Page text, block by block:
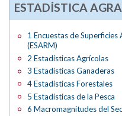
ESTADÍSTICA
1 Encuestas de
(ESARM)
2 Estadísticas Agrícolas
3 Estadísticas Ganaderas
4 Estadísticas Forestales
5 Estadísticas de la Pesca
6 Macromagnitudes del